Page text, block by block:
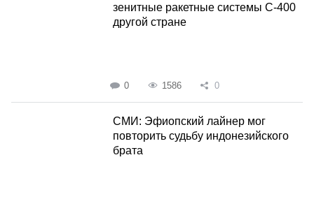
зенитные ракетные системы С-400
другой стране
0 1586 0
СМИ: Эфиопский лайнер мог
повторить судьбу индонезийского
брата